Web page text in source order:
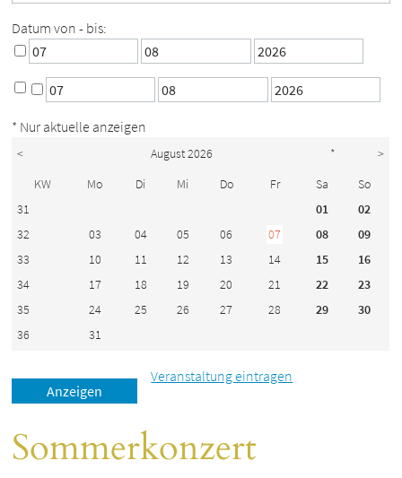
Datum von - bis:
* Nur aktuelle anzeigen
< August 2026 *
>
KW
Mo Di Mi Do Fr Sa
So
31
01
02
32
03 04 05 06 07 08
09
33
10 11 12 13 14 15
16
34
17 18 19 20 21 22
23
35
24 25 26 27 28 29
30
36
31
Veranstaltung eintragen
Sommerkonzert